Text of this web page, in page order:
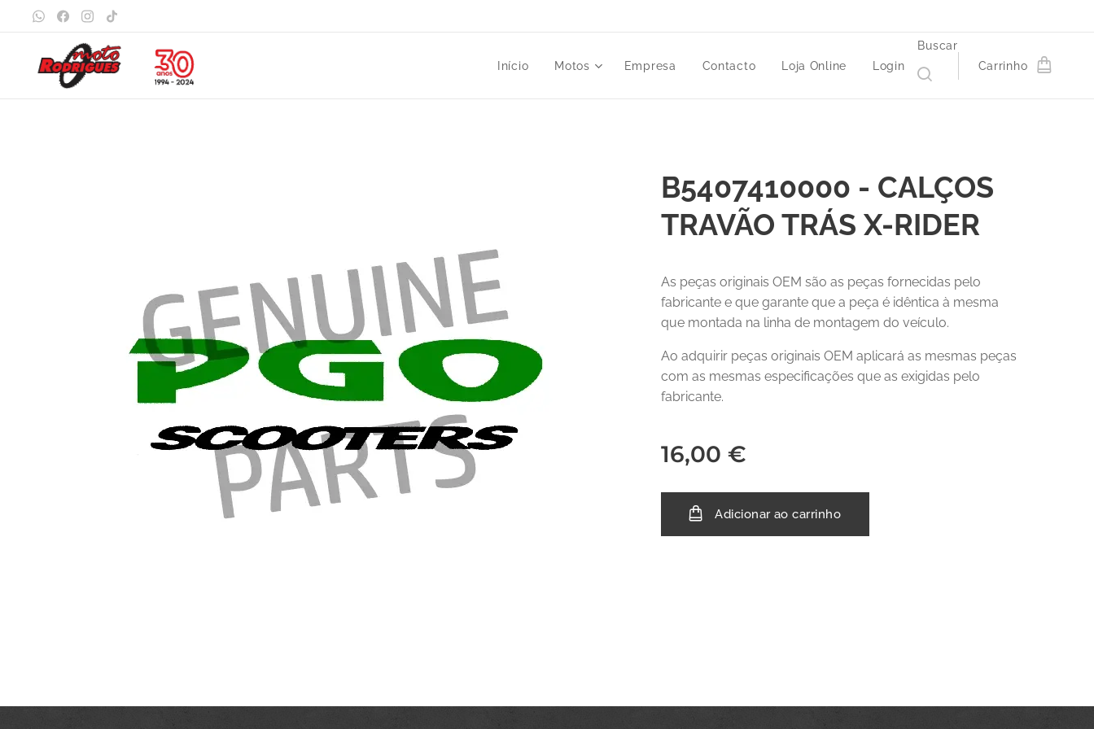
Início Motos Empresa Contacto Loja Online Login
Buscar
Carrinho
B5407410000 - CALÇOS
TRAVÃO TRÁS X-RIDER
As peças originais OEM são as peças fornecidas pelo
fabricante e que garante que a peça é idêntica à mesma
que montada na linha de montagem do veículo.
Ao adquirir peças originais OEM aplicará as mesmas peças
com as mesmas especificações que as exigidas pelo
fabricante.
16,00 €
Adicionar ao carrinho